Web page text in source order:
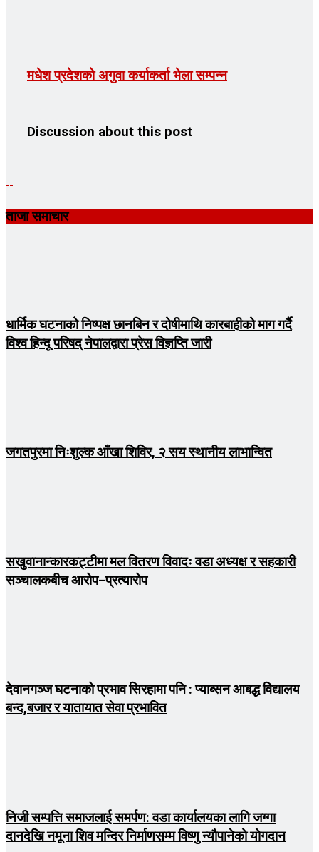
मधेश प्रदेशको अगुवा कर्याकर्ता भेला सम्पन्न
Discussion about this post
ताजा समाचार
धार्मिक घटनाको निष्पक्ष छानबिन र दोषीमाथि कारबाहीको माग गर्दै
विश्व हिन्दू परिषद् नेपालद्वारा प्रेस विज्ञप्ति जारी
जगतपुरमा निःशुल्क आँखा शिविर, २ सय स्थानीय लाभान्वित
सखुवानान्कारकट्टीमा मल वितरण विवादः वडा अध्यक्ष र सहकारी
सञ्चालकबीच आरोप–प्रत्यारोप
देवानगञ्ज घटनाको प्रभाव सिरहामा पनि : प्याब्सन आबद्ध विद्यालय
बन्द,बजार र यातायात सेवा प्रभावित
निजी सम्पत्ति समाजलाई समर्पण: वडा कार्यालयका लागि जग्गा
दानदेखि नमूना शिव मन्दिर निर्माणसम्म विष्णु न्यौपानेको योगदान